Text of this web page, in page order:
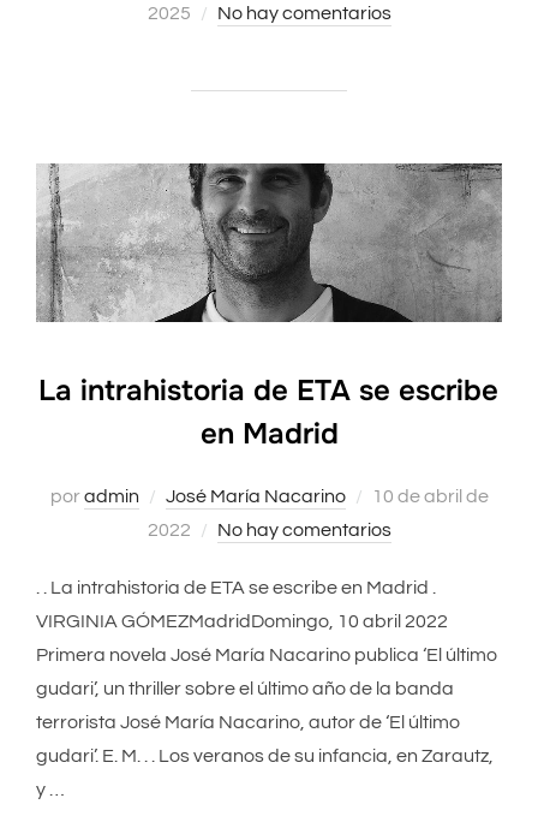
el
2025
No hay comentarios
La intrahistoria de ETA se escribe
en Madrid
poradmin José María Nacarino
Publicado
el
10 de abril de
2022
No hay comentarios
. . La intrahistoria de ETA se escribe en Madrid .
VIRGINIA GÓMEZMadridDomingo, 10 abril 2022
Primera novela José María Nacarino publica ‘El último
gudari’, un thriller sobre el último año de la banda
terrorista José María Nacarino, autor de ‘El último
gudari’. E. M. . . Los veranos de su infancia, en Zarautz,
y …